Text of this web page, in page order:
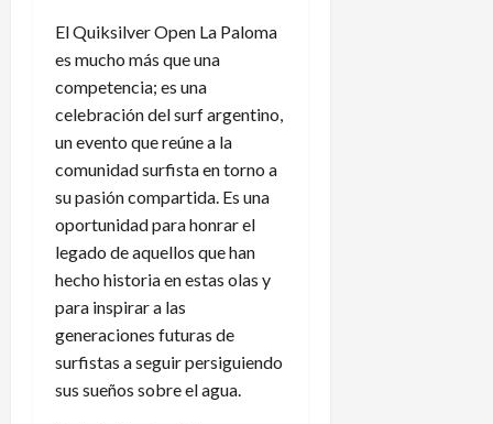
El Quiksilver Open La Paloma
es mucho más que una
competencia; es una
celebración del surf argentino,
un evento que reúne a la
comunidad surfista en torno a
su pasión compartida. Es una
oportunidad para honrar el
legado de aquellos que han
hecho historia en estas olas y
para inspirar a las
generaciones futuras de
surfistas a seguir persiguiendo
sus sueños sobre el agua.